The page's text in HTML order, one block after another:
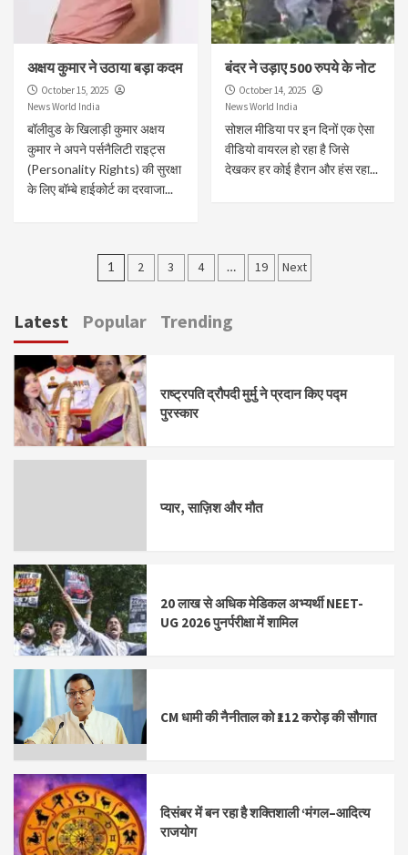
अक्षय कुमार ने उठाया बड़ा कदम
October 15, 2025
News World India
बॉलीवुड के खिलाड़ी कुमार अक्षय
कुमार ने अपने पर्सनैलिटी राइट्स
(Personality Rights) की सुरक्षा
के लिए बॉम्बे हाईकोर्ट का दरवाजा...
बंदर ने उड़ाए 500 रुपये के नोट
October 14, 2025
News World India
सोशल मीडिया पर इन दिनों एक ऐसा
वीडियो वायरल हो रहा है जिसे
देखकर हर कोई हैरान और हंस रहा...
Posts
1 2 3 4 … 19 Next
Latest Popular Trending
राष्ट्रपति द्रौपदी मुर्मु ने प्रदान किए पद्म
पुरस्कार
प्यार, साज़िश और मौत
20 लाख से अधिक मेडिकल अभ्यर्थी NEET-
UG 2026 पुनर्परीक्षा में शामिल
CM धामी की नैनीताल को ₹112 करोड़ की सौगात
दिसंबर में बन रहा है शक्तिशाली ‘मंगल–आदित्य
राजयोग